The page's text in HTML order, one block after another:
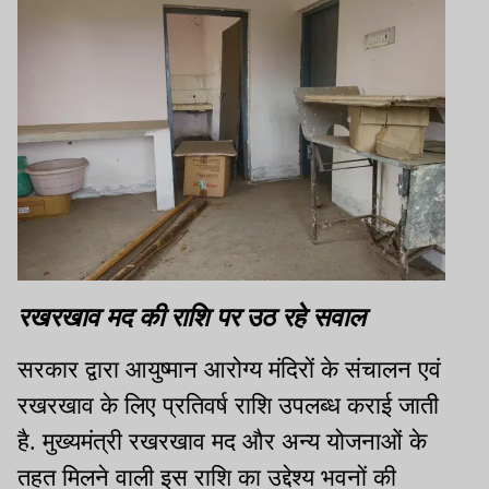
रखरखाव मद की राशि पर उठ रहे सवाल
सरकार द्वारा आयुष्मान आरोग्य मंदिरों के संचालन एवं
रखरखाव के लिए प्रतिवर्ष राशि उपलब्ध कराई जाती
है. मुख्यमंत्री रखरखाव मद और अन्य योजनाओं के
तहत मिलने वाली इस राशि का उद्देश्य भवनों की